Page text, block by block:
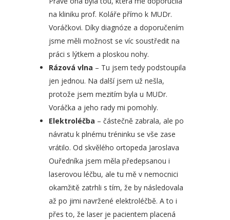
na kliniku prof. Koláře přímo k MUDr.
Voráčkovi. Díky diagnóze a doporučením
jsme měli možnost se víc soustředit na
práci s lýtkem a ploskou nohy.
Rázová vlna – Tu jsem tedy podstoupila
jen jednou. Na další jsem už nešla,
protože jsem mezitím byla u MUDr.
Voráčka a jeho rady mi pomohly.
Elektroléčba – částečně zabrala, ale po
návratu k plnému tréninku se vše zase
vrátilo. Od skvělého ortopeda Jaroslava
Ouředníka jsem měla předepsanou i
laserovou léčbu, ale tu mě v nemocnici
okamžitě zatrhli s tím, že by následovala
až po jimi navržené elektroléčbě. A to i
přes to, že laser je pacientem placená